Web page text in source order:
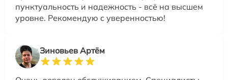
пунктуальность и надежность - всё на высшем
уровне. Рекомендую с уверенностью!
Зиновьев Артём